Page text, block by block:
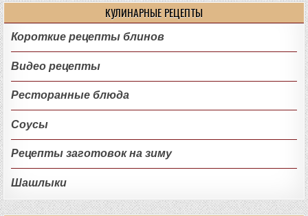
КУЛИНАРНЫЕ РЕЦЕПТЫ
Короткие рецепты блинов
Видео рецепты
Ресторанные блюда
Соусы
Рецепты заготовок на зиму
Шашлыки